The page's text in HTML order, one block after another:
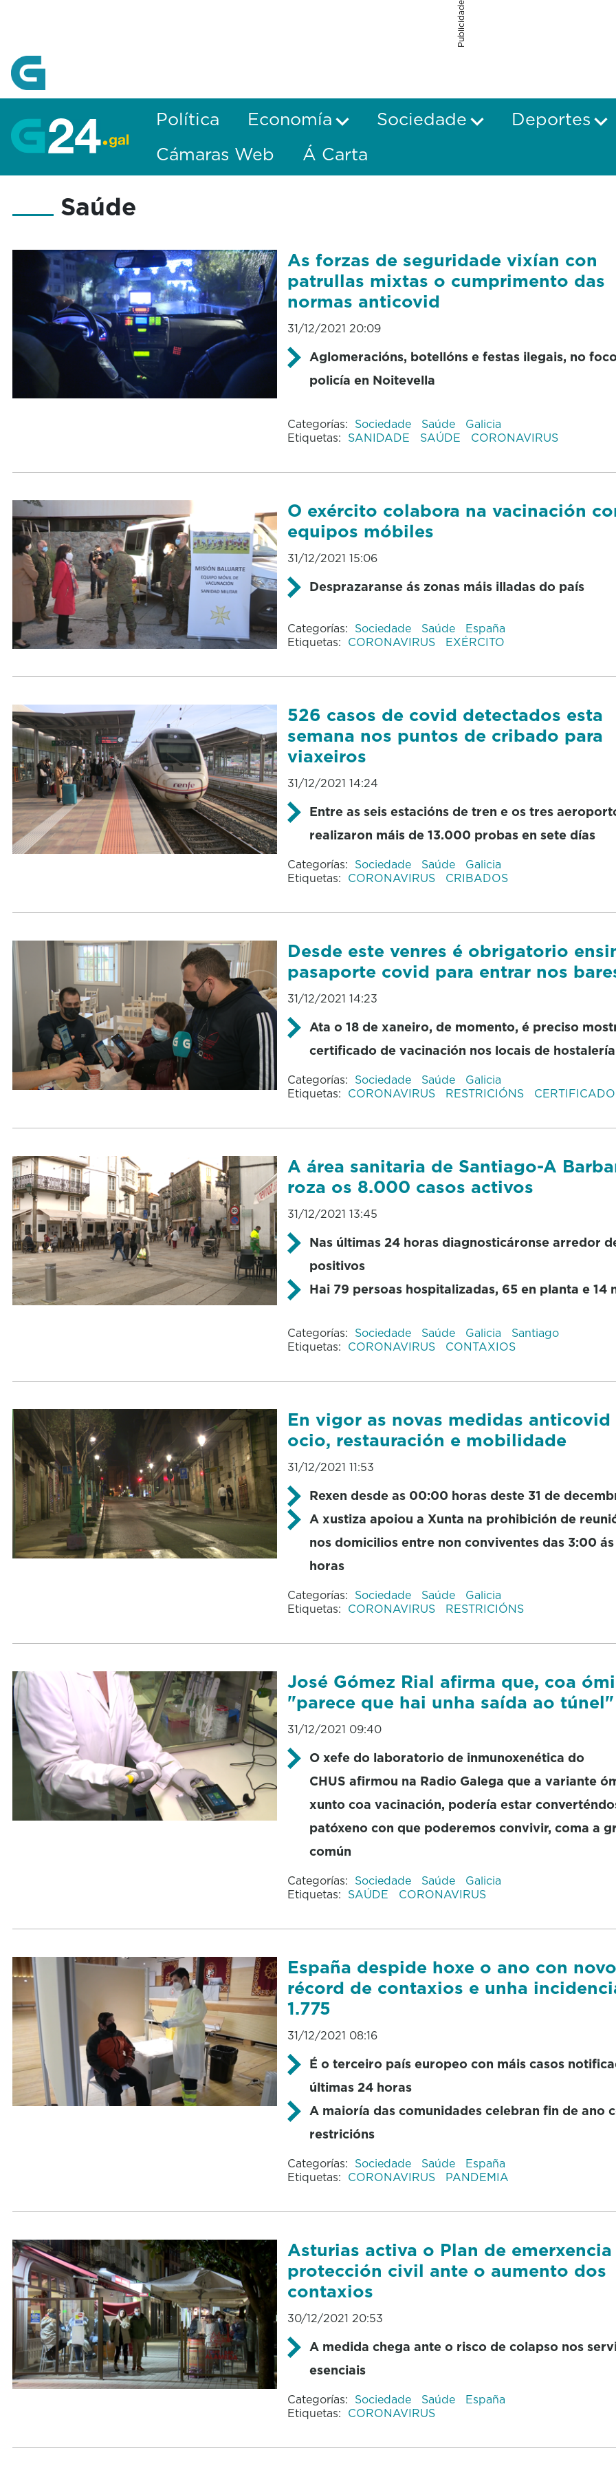
Publicidade
Política Economía Sociedade
Deportes
Cámaras Web
Á Carta
Saúde
As forzas de seguridade vixían con
patrullas mixtas o cumprimento das
normas anticovid
31/12/2021 20:09
Aglomeracións, botellóns e festas ilegais, no
policía en Noitevella
Categorías: Sociedade Saúde
Galicia
Etiquetas: SANIDADE SAÚDE CORONAVIRUS
O exército colabora na vacinación
equipos móbiles
31/12/2021 15:06
Desprazaranse ás zonas máis illadas do país
Categorías: Sociedade Saúde
España
Etiquetas: CORONAVIRUS EXÉRCITO
526 casos de covid detectados esta
semana nos puntos de cribado para
viaxeiros
31/12/2021 14:24
Entre as seis estacións de tren e os tres
realizaron máis de 13.000 probas en sete días
Categorías: Sociedade Saúde
Galicia
Etiquetas: CORONAVIRUS CRIBADOS
Desde este venres é obrigatorio
pasaporte covid para entrar nos
31/12/2021 14:23
Ata o 18 de xaneiro, de momento, é preciso
certificado de vacinación nos locais de hostalería
Categorías: Sociedade Saúde
Galicia
Etiquetas: CORONAVIRUS RESTRICIÓNS
A área sanitaria de Santiago-A
roza os 8.000 casos activos
31/12/2021 13:45
Nas últimas 24 horas diagnosticáronse arredor
positivos
Hai 79 persoas hospitalizadas, 65 en planta e 14
Categorías: Sociedade Saúde Galicia
Santiago
Etiquetas: CORONAVIRUS CONTAXIOS
En vigor as novas medidas anticovid
ocio, restauración e mobilidade
31/12/2021 11:53
Rexen desde as 00:00 horas deste 31 de
A xustiza apoiou a Xunta na prohibición de
nos domicilios entre non conviventes das 3:00
horas
Categorías: Sociedade Saúde
Galicia
Etiquetas: CORONAVIRUS RESTRICIÓNS
José Gómez Rial afirma que, coa
"parece que hai unha saída ao túnel"
31/12/2021 09:40
O xefe do laboratorio de inmunoxenética do
CHUS afirmou na Radio Galega que a variante
xunto coa vacinación, podería estar
patóxeno con que poderemos convivir, coma a
común
Categorías: Sociedade Saúde
Galicia
Etiquetas: SAÚDE CORONAVIRUS
España despide hoxe o ano con novo
récord de contaxios e unha
1.775
31/12/2021 08:16
É o terceiro país europeo con máis casos
últimas 24 horas
A maioría das comunidades celebran fin de ano
restricións
Categorías: Sociedade Saúde
España
Etiquetas: CORONAVIRUS PANDEMIA
Asturias activa o Plan de
protección civil ante o aumento dos
contaxios
30/12/2021 20:53
A medida chega ante o risco de colapso nos
esenciais
Categorías: Sociedade Saúde
España
Etiquetas: CORONAVIRUS